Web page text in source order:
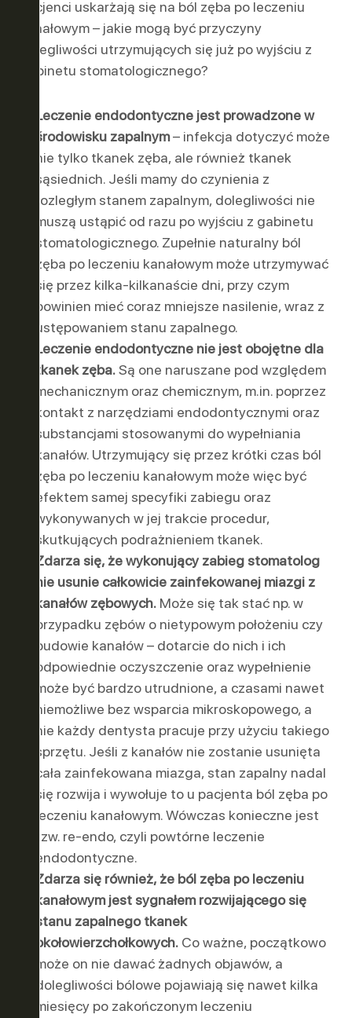
pacjenci uskarżają się na ból zęba po leczeniu
kanałowym – jakie mogą być przyczyny
dolegliwości utrzymujących się już po wyjściu z
gabinetu stomatologicznego?
Leczenie endodontyczne jest prowadzone w
środowisku zapalnym– infekcja dotyczyć może
nie tylko tkanek zęba, ale również tkanek
sąsiednich. Jeśli mamy do czynienia z
rozległym stanem zapalnym, dolegliwości nie
muszą ustąpić od razu po wyjściu z gabinetu
stomatologicznego. Zupełnie naturalny ból
zęba po leczeniu kanałowym może utrzymywać
się przez kilka-kilkanaście dni, przy czym
powinien mieć coraz mniejsze nasilenie, wraz z
ustępowaniem stanu zapalnego.
Leczenie endodontyczne nie jest obojętne dla
tkanek zęba.Są one naruszane pod względem
mechanicznym oraz chemicznym, m.in. poprzez
kontakt z narzędziami endodontycznymi oraz
substancjami stosowanymi do wypełniania
kanałów. Utrzymujący się przez krótki czas ból
zęba po leczeniu kanałowym może więc być
efektem samej specyfiki zabiegu oraz
wykonywanych w jej trakcie procedur,
skutkujących podrażnieniem tkanek.
Zdarza się, że wykonujący zabieg stomatolog
nie usunie całkowicie zainfekowanej miazgi z
kanałów zębowych. Może się tak stać np. w
przypadku zębów o nietypowym położeniu czy
budowie kanałów – dotarcie do nich i ich
odpowiednie oczyszczenie oraz wypełnienie
może być bardzo utrudnione, a czasami nawet
niemożliwe bez wsparcia mikroskopowego, a
nie każdy dentysta pracuje przy użyciu takiego
sprzętu. Jeśli z kanałów nie zostanie usunięta
cała zainfekowana miazga, stan zapalny nadal
się rozwija i wywołuje to u pacjenta ból zęba po
leczeniu kanałowym. Wówczas konieczne jest
tzw. re-endo, czyli powtórne leczenie
endodontyczne.
Zdarza się również, że ból zęba po leczeniu
kanałowym jest sygnałem rozwijającego się
stanu zapalnego tkanek
okołowierzchołkowych. Co ważne, początkowo
może on nie dawać żadnych objawów, a
dolegliwości bólowe pojawiają się nawet kilka
miesięcy po zakończonym leczeniu